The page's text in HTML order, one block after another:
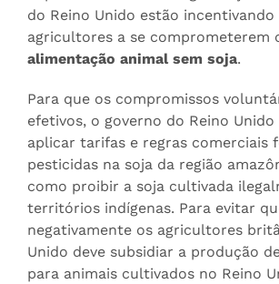
do Reino Unido estão incentivando
agricultores a se comprometerem
alimentação animal sem soja.
Para que os compromissos
efetivos, o governo do Reino Unido
aplicar tarifas e regras comerciais
pesticidas na soja da região
como proibir a soja cultivada
territórios indígenas. Para evitar
negativamente os agricultores
Unido deve subsidiar a produção
para animais cultivados no Reino